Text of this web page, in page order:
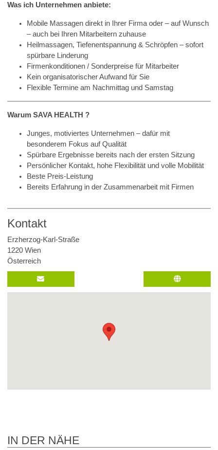
Was ich Unternehmen anbiete:
Mobile Massagen direkt in Ihrer Firma oder – auf Wunsch
– auch bei Ihren Mitarbeitern zuhause
Heilmassagen, Tiefenentspannung & Schröpfen – sofort
spürbare Linderung
Firmenkonditionen / Sonderpreise für Mitarbeiter
Kein organisatorischer Aufwand für Sie
Flexible Termine am Nachmittag und Samstag
Warum SAVA HEALTH ?
Junges, motiviertes Unternehmen – dafür mit
besonderem Fokus auf Qualität
Spürbare Ergebnisse bereits nach der ersten Sitzung
Persönlicher Kontakt, hohe Flexibilität und volle Mobilität
Beste Preis-Leistung
Bereits Erfahrung in der Zusammenarbeit mit Firmen
Kontakt
Erzherzog-Karl-Straße
1220 Wien
Österreich
IN DER NÄHE